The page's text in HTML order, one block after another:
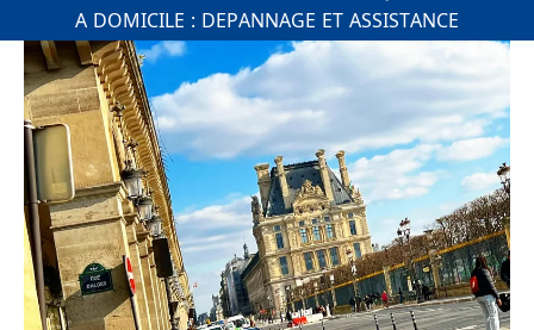
A DOMICILE : DEPANNAGE ET ASSISTANCE